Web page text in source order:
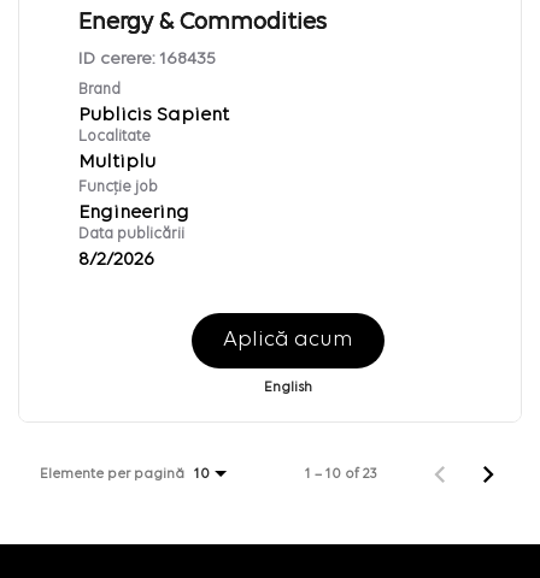
Energy & Commodities
ID cerere: 168435
Brand
Publicis Sapient
Localitate
Multiplu
Funcție job
Engineering
Data publicării
8/2/2026
Aplică acum
English
Elemente per pagină 10 1 – 10 of 23